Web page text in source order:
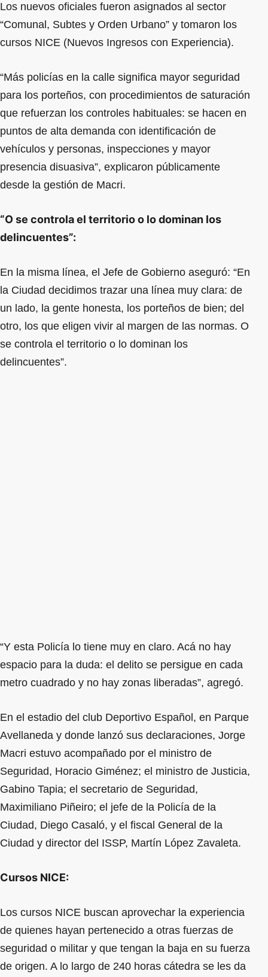
Los nuevos oficiales fueron asignados al sector
“Comunal, Subtes y Orden Urbano” y tomaron los
cursos NICE (Nuevos Ingresos con Experiencia).
“Más policías en la calle significa mayor seguridad
para los porteños, con procedimientos de saturación
que refuerzan los controles habituales: se hacen en
puntos de alta demanda con identificación de
vehículos y personas, inspecciones y mayor
presencia disuasiva”, explicaron públicamente
desde la gestión de Macri.
“O se controla el territorio o lo dominan los
delincuentes”:
En la misma línea, el Jefe de Gobierno aseguró: “En
la Ciudad decidimos trazar una línea muy clara: de
un lado, la gente honesta, los porteños de bien; del
otro, los que eligen vivir al margen de las normas. O
se controla el territorio o lo dominan los
delincuentes”.
“Y esta Policía lo tiene muy en claro. Acá no hay
espacio para la duda: el delito se persigue en cada
metro cuadrado y no hay zonas liberadas”, agregó.
En el estadio del club Deportivo Español, en Parque
Avellaneda y donde lanzó sus declaraciones, Jorge
Macri estuvo acompañado por el ministro de
Seguridad, Horacio Giménez; el ministro de Justicia,
Gabino Tapia; el secretario de Seguridad,
Maximiliano Piñeiro; el jefe de la Policía de la
Ciudad, Diego Casaló, y el fiscal General de la
Ciudad y director del ISSP, Martín López Zavaleta.
Cursos NICE:
Los cursos NICE buscan aprovechar la experiencia
de quienes hayan pertenecido a otras fuerzas de
seguridad o militar y que tengan la baja en su fuerza
de origen. A lo largo de 240 horas cátedra se les da